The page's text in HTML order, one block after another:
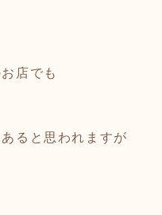
店でも
ると思われますが